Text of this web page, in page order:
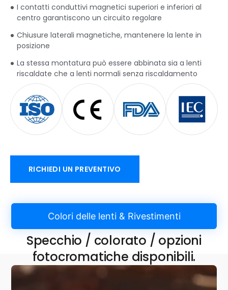
I contatti conduttivi magnetici superiori e inferiori al
centro garantiscono un circuito regolare
Chiusure laterali magnetiche, mantenere la lente in
posizione
La stessa montatura può essere abbinata sia a lenti
riscaldate che a lenti normali senza riscaldamento
RICHIEDI UN PREVENTIVO
Colori delle lenti & Rivestimenti
Specchio / colorato / opzioni
fotocromatiche disponibili.